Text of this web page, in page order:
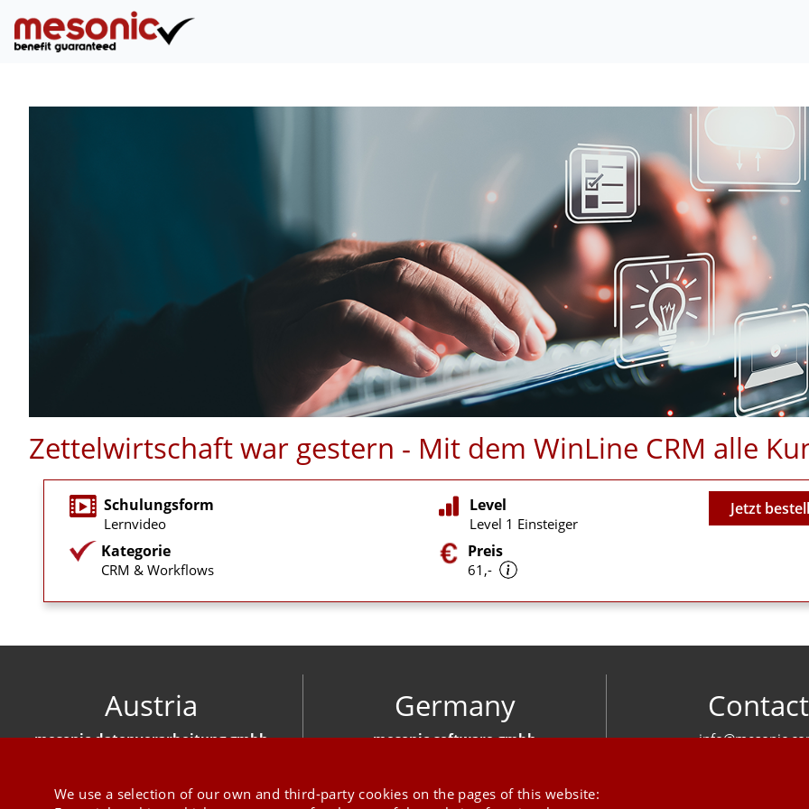
Zettelwirtschaft war gestern - Mit dem WinLine CRM alle
Schulungsform
Lernvideo
Kategorie
CRM & Workflows
Level
Level 1 Einsteiger
Preis
61,-
Video
Jetzt
Austria
mesonic datenverarbeitung gmbh
Germany
mesonic software gmbh
Contact
We use a selection of our own and third-party cookies on the pages of this website: